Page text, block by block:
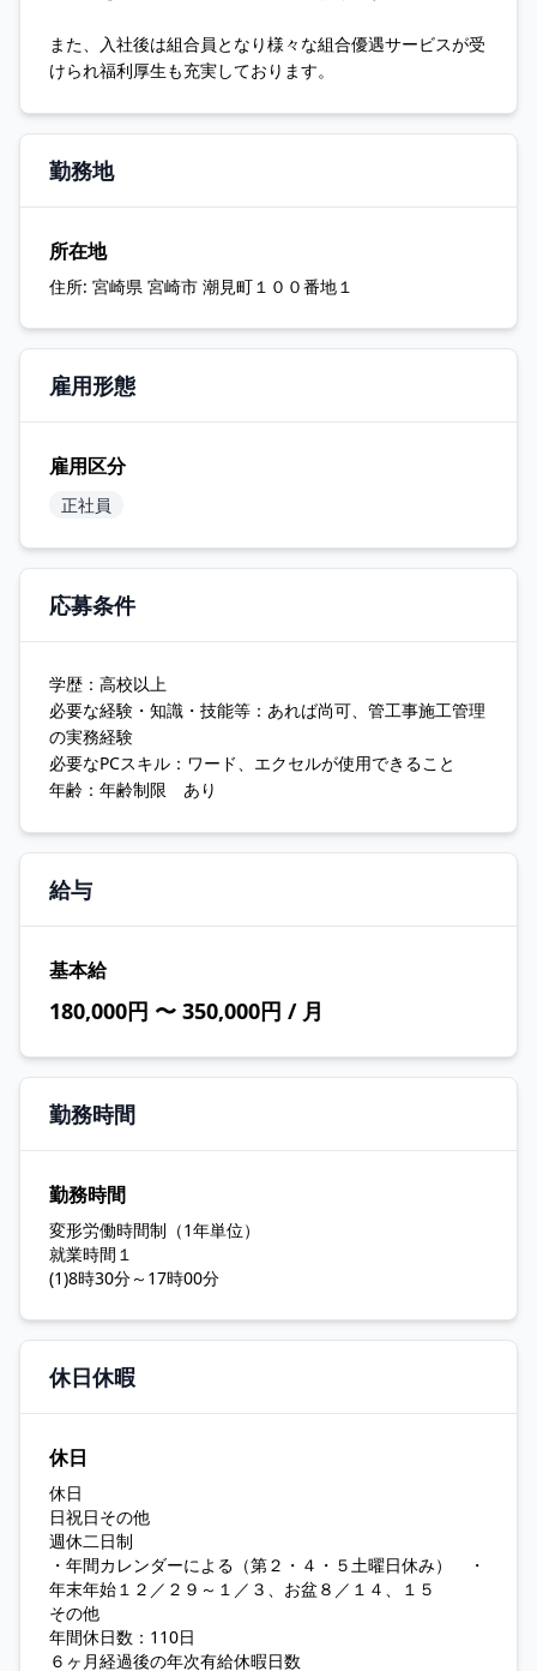
また、入社後は組合員となり様々な組合優遇サービスが受
けられ福利厚生も充実しております。
勤務地
所在地
住所: 宮崎県 宮崎市 潮見町１００番地１
雇用形態
雇用区分
正社員
応募条件
学歴：高校以上
必要な経験・知識・技能等：あれば尚可、管工事施工管理
の実務経験
必要なPCスキル：ワード、エクセルが使用できること
年齢：年齢制限 あり
給与
基本給
180,000円 〜 350,000円 / 月
勤務時間
勤務時間
変形労働時間制（1年単位）
就業時間１
(1)8時30分～17時00分
休日休暇
休日
休日
日祝日その他
週休二日制
・年間カレンダーによる（第２・４・５土曜日休み） ・
年末年始１２／２９～１／３、お盆８／１４、１５
その他
年間休日数：110日
６ヶ月経過後の年次有給休暇日数